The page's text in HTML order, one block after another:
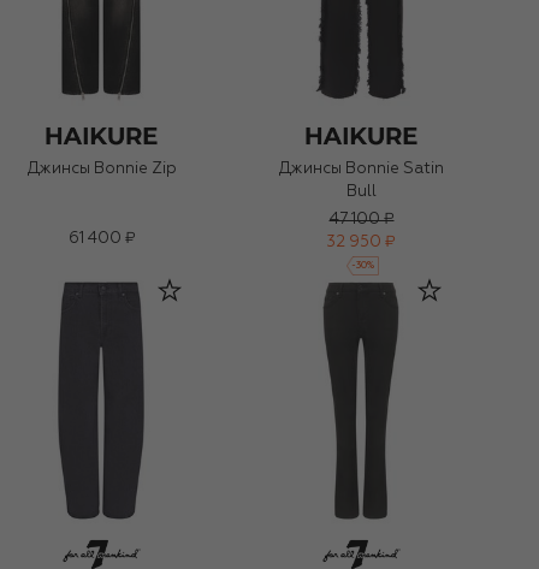
Джинсы Bonnie Zip
61 400 ₽
Джинсы Bonnie Satin
Bull
47 100 ₽
32 950 ₽
-30%